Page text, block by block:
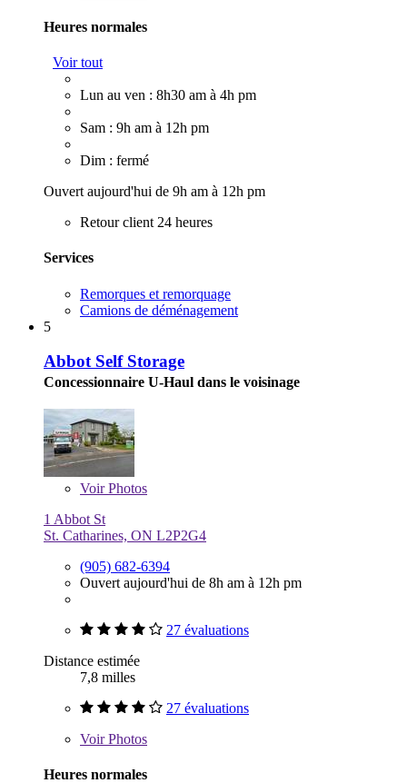
Heures normales
Voir tout
Lun au ven : 8h30 am à 4h pm
Sam : 9h am à 12h pm
Dim : fermé
Ouvert aujourd'hui de 9h am à 12h pm
Retour client 24 heures
Services
Remorques et remorquage
Camions de déménagement
5
Abbot Self Storage
Concessionnaire U-Haul dans le voisinage
VoirPhotos
1 Abbot St
St. Catharines, ON L2P2G4
(905) 682-6394
Ouvert aujourd'hui de 8h am à 12h pm
27 évaluations
Distance estimée
7,8 milles
27 évaluations
VoirPhotos
Heures normales